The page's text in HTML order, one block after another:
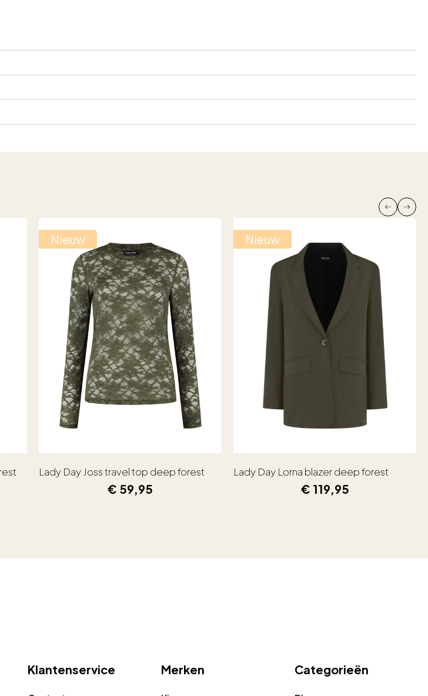
Nieuw
Lady Day Joss travel top deep forest
€ 59,95
Nieuw
Lady Day Lorna blazer deep forest
€ 119,95
Klantenservice Merken Categorieën